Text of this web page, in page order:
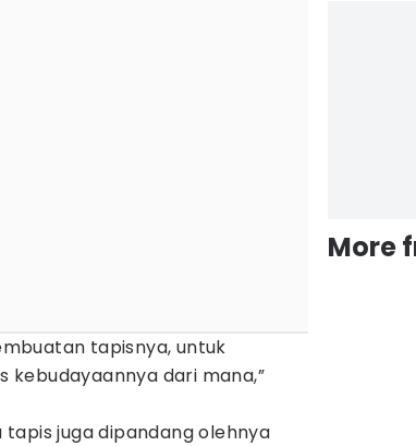
tapisnya, untuk
kebudayaannya dari mana,”
juga dipandang olehnya
More